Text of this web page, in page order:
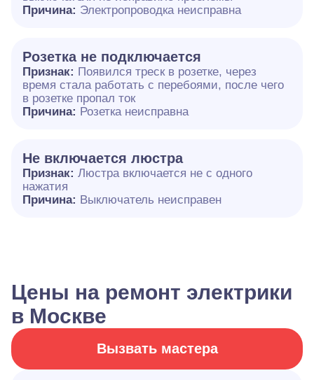
Причина: Электропроводка неисправна
Розетка не подключается
Признак: Появился треск в розетке, через
время стала работать с перебоями, после чего
в розетке пропал ток
Причина: Розетка неисправна
Не включается люстра
Признак: Люстра включается не с одного
нажатия
Причина: Выключатель неисправен
Цены на ремонт электрики
в Москве
Вызвать мастера